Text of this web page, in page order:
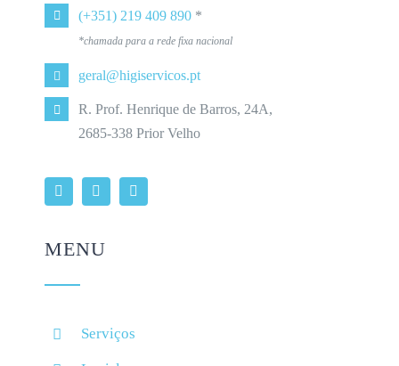
(+351) 219 409 890 *
*chamada para a rede fixa nacional
geral@higiservicos.pt
R. Prof. Henrique de Barros, 24A,
2685-338 Prior Velho
MENU
Serviços